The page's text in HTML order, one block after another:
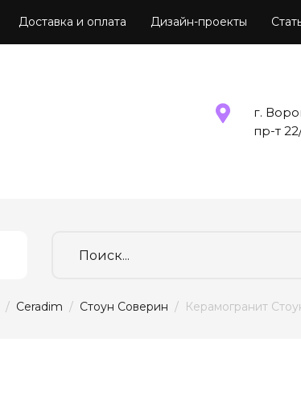
Доставка и оплата Дизайн-проекты
г.
пр-т
/ Ceradim / Стоун Соверин /  Керамогранит